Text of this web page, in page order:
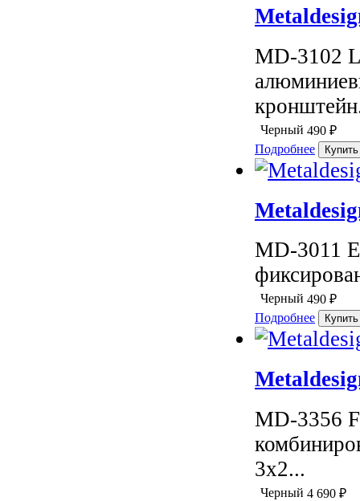
MD-3102
Черный 490 ₽
Подробнее
MD-3011
Черный 490 ₽
Подробнее
MD-3356
3х2...
Черный 4 690 ₽